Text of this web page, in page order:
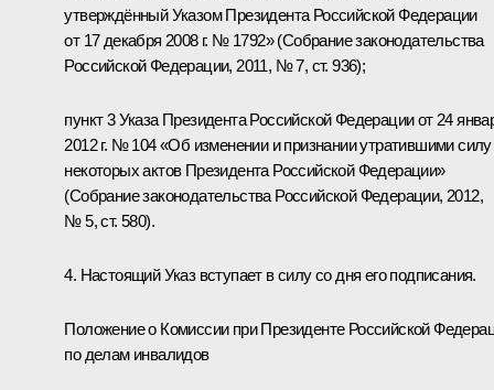
утверждённый Указом Президента Российской Федерации
от 17 декабря 2008 г. № 1792» (Собрание законодательства
Российской Федерации, 2011, № 7, ст. 936);
пункт 3 Указа Президента Российской Федерации от 24
2012 г. № 104 «Об изменении и признании утратившими силу
некоторых актов Президента Российской Федерации»
(Собрание законодательства Российской Федерации, 2012,
№ 5, ст. 580).
4. Настоящий Указ вступает в силу со дня его подписания.
Положение о Комиссии при Президенте Российской
по делам инвалидов